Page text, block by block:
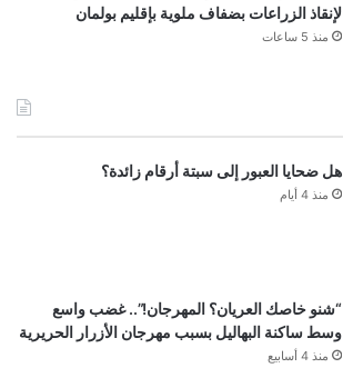
لإنقاذ الزراعات بضفاف ملوية بإقليم بولمان
منذ 5 ساعات
هل ضحايا العبور إلى سبتة أرقام زائدة؟
منذ 4 أيام
“شنو خاصك العريان؟ المهرجان!”.. غضب واسع
وسط ساكنة البهاليل بسبب مهرجان الأزرار الحريرية
منذ 4 أسابيع